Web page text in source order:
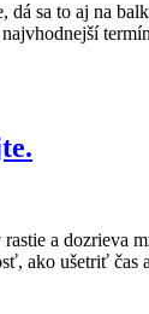
dá sa to aj na
a
ako ušetriť